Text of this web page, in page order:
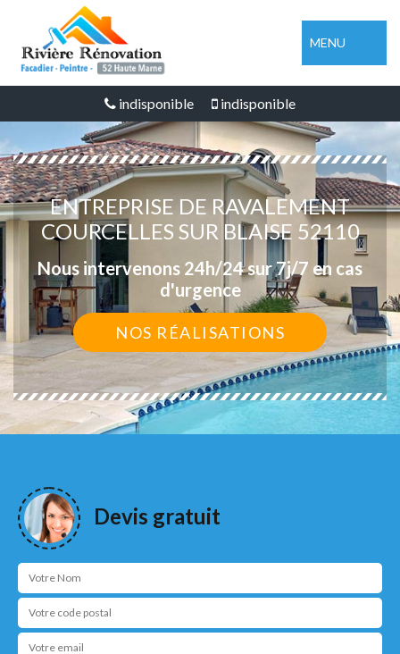
MENU
indisponible indisponible
ENTREPRISE DE RAVALEMENT
COURCELLES SUR BLAISE 52110
Nous intervenons 24h/24 sur 7j/7 en cas
d'urgence
NOS RÉALISATIONS
Devis gratuit